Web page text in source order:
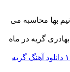
بها محاسبه می
بهادری گریه در ماه
دانلود آهنگ گریه